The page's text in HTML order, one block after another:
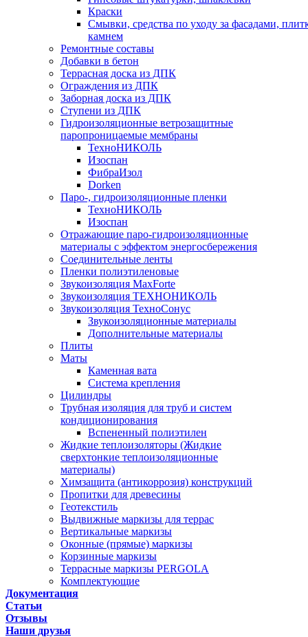
Краски
Смывки, средства по уходу за фасадами,
камнем
Ремонтные составы
Добавки в бетон
Террасная доска из ДПК
Ограждения из ДПК
Заборная доска из ДПК
Ступени из ДПК
Гидроизоляционные ветрозащитные
паропроницаемые мембраны
ТехноНИКОЛЬ
Изоспан
ФибраИзол
Dorken
Паро-, гидроизоляционные пленки
ТехноНИКОЛЬ
Изоспан
Отражающие паро-гидроизоляционные
материалы с эффектом энергосбережения
Соединительные ленты
Пленки полиэтиленовые
Звукоизоляция MaxForte
Звукоизоляция ТЕХНОНИКОЛЬ
Звукоизоляция ТехноСонус
Звукоизоляционные материалы
Дополнительные материалы
Плиты
Маты
Каменная вата
Система крепления
Цилиндры
Трубная изоляция для труб и систем
кондиционирования
Вспененный полиэтилен
Жидкие теплоизоляторы (Жидкие
сверхтонкие теплоизоляционные
материалы)
Химзащита (антикоррозия) конструкций
Пропитки для древесины
Геотекстиль
Выдвижные маркизы для террас
Вертикальные маркизы
Оконные (прямые) маркизы
Корзинные маркизы
Террасные маркизы PERGOLA
Комплектующие
Документация
Статьи
Отзывы
Наши друзья